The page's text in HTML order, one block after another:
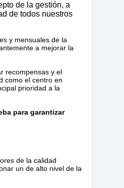
de la gestión, a
de todos nuestros
y mensuales de la
a mejorar la
recompensas y el
como el centro en
prioridad a la
para garantizar
de la calidad
un de alto nivel de la